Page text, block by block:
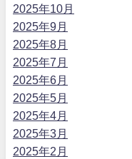
2025年10月
2025年9月
2025年8月
2025年7月
2025年6月
2025年5月
2025年4月
2025年3月
2025年2月